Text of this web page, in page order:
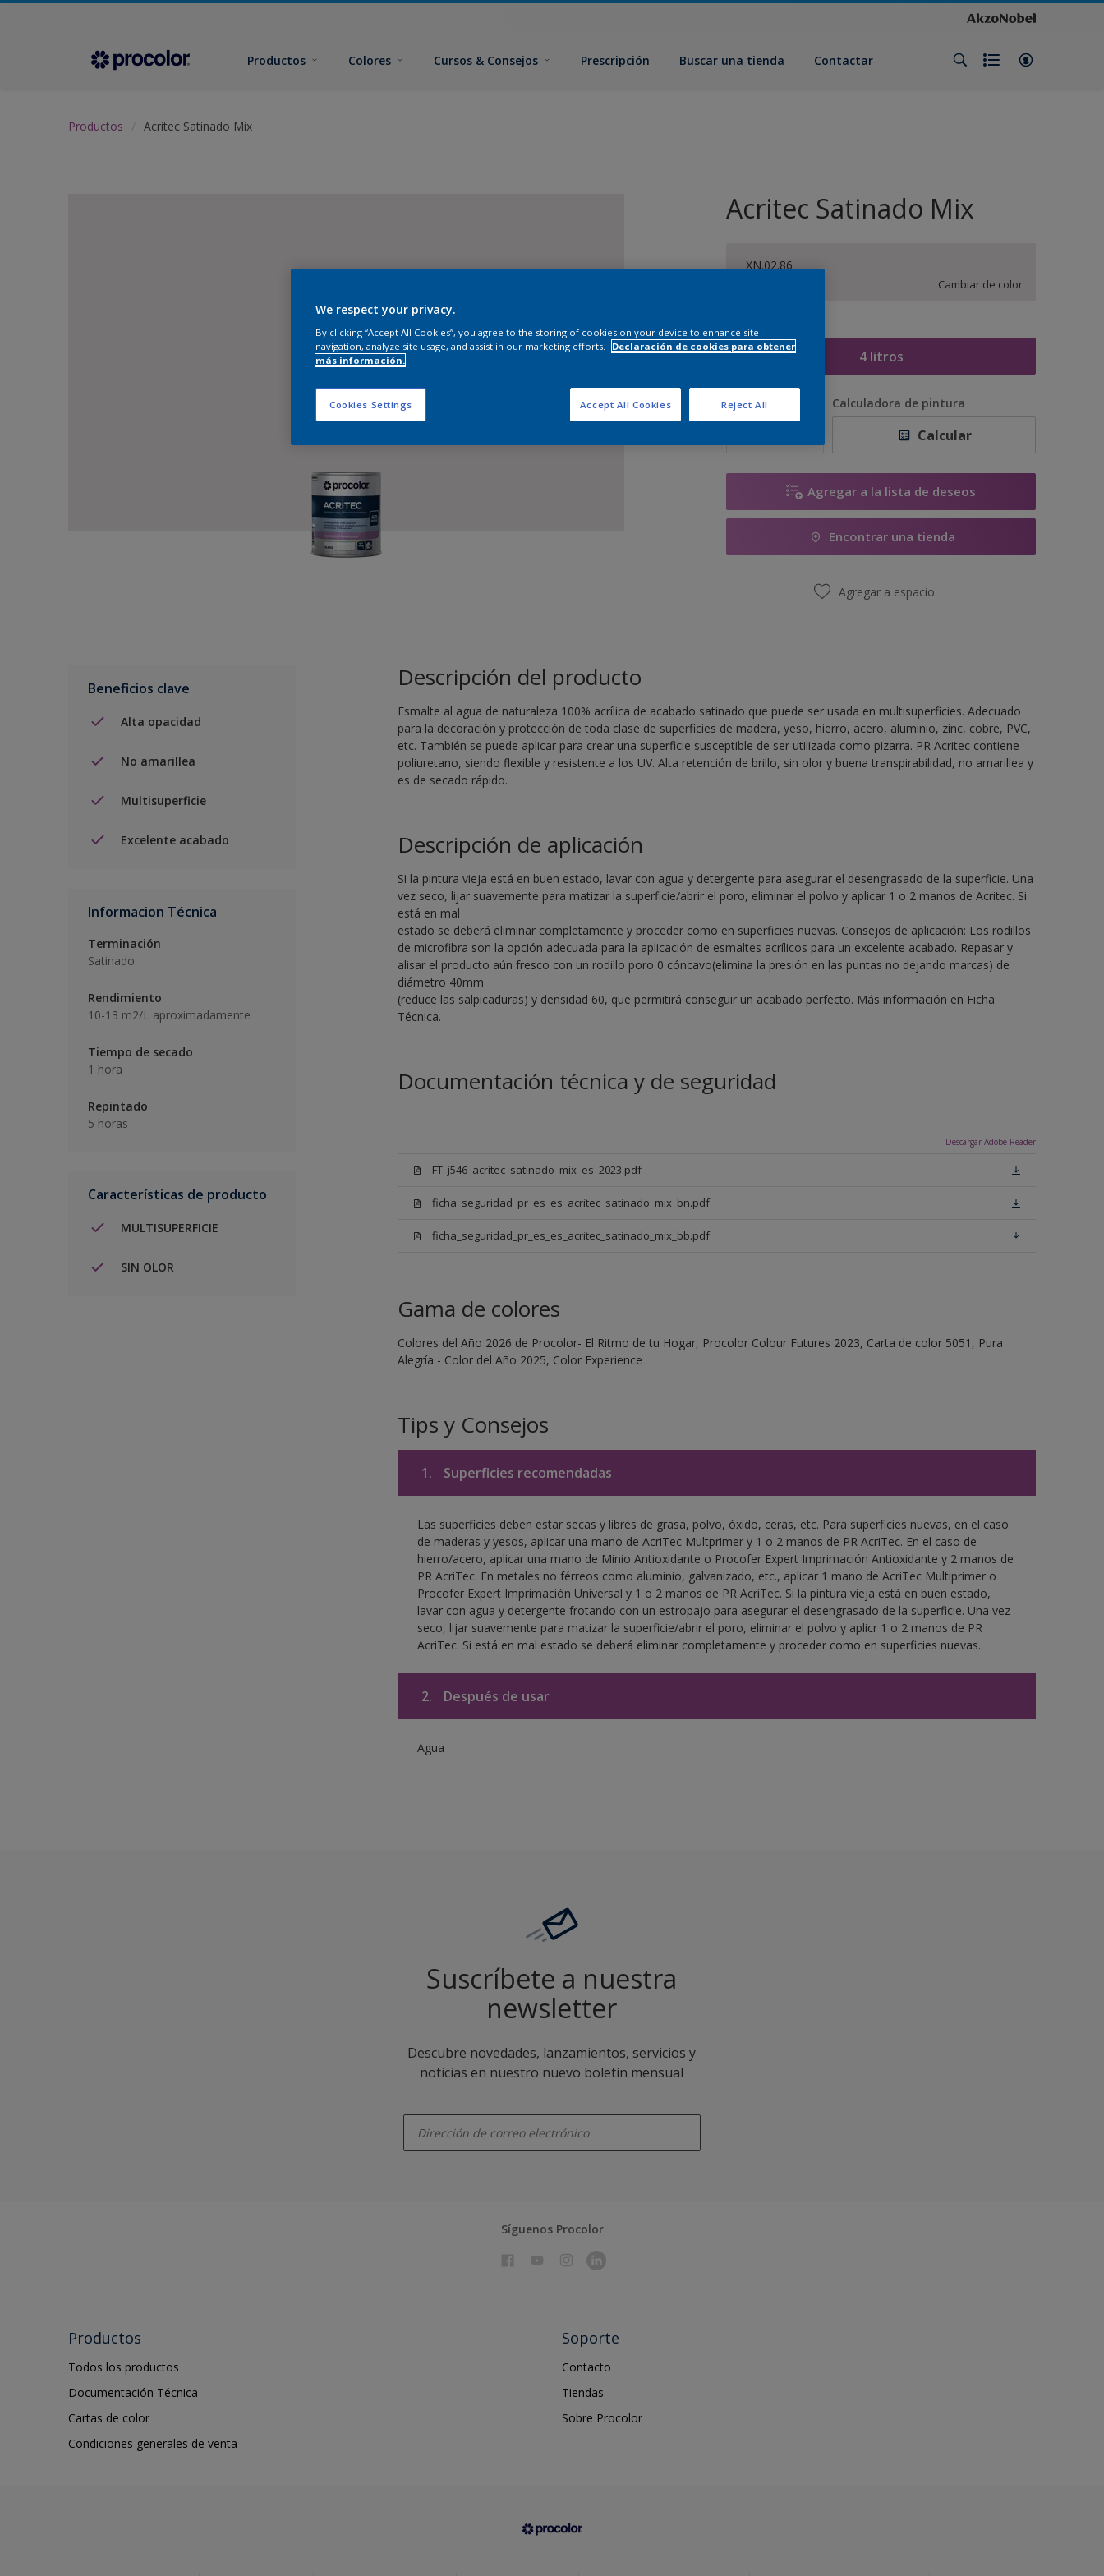
Productos Colores Cursos & Consejos Prescripción Buscar una tienda Contactar
Productos Acritec Satinado Mix
Acritec Satinado Mix
XN.02.86
Cambiar de color
Tamaño
4 litros
Cantidad Calculadora de pintura
Calcular
Agregar a la lista de deseos
Encontrar una tienda
Agregar a espacio
Beneficios clave
Alta opacidad
No amarillea
Multisuperficie
Excelente acabado
Informacion Técnica
Terminación
Satinado
Rendimiento
10-13 m2/L aproximadamente
Tiempo de secado
1 hora
Repintado
5 horas
Características de producto
MULTISUPERFICIE
SIN OLOR
Descripción del producto
Esmalte al agua de naturaleza 100% acrílica de acabado satinado que puede ser usada en multisuperficies. Adecuado
para la decoración y protección de toda clase de superficies de madera, yeso, hierro, acero, aluminio, zinc, cobre, PVC,
etc. También se puede aplicar para crear una superficie susceptible de ser utilizada como pizarra. PR Acritec contiene
poliuretano, siendo flexible y resistente a los UV. Alta retención de brillo, sin olor y buena transpirabilidad, no amarillea y
es de secado rápido.
Descripción de aplicación
Si la pintura vieja está en buen estado, lavar con agua y detergente para asegurar el desengrasado de la superficie. Una
vez seco, lijar suavemente para matizar la superficie/abrir el poro, eliminar el polvo y aplicar 1 o 2 manos de Acritec. Si
está en mal
estado se deberá eliminar completamente y proceder como en superficies nuevas. Consejos de aplicación: Los rodillos
de microfibra son la opción adecuada para la aplicación de esmaltes acrílicos para un excelente acabado. Repasar y
alisar el producto aún fresco con un rodillo poro 0 cóncavo(elimina la presión en las puntas no dejando marcas) de
diámetro 40mm
(reduce las salpicaduras) y densidad 60, que permitirá conseguir un acabado perfecto. Más información en Ficha
Técnica.
Documentación técnica y de seguridad
Descargar Adobe Reader
FT_j546_acritec_satinado_mix_es_2023.pdf
ficha_seguridad_pr_es_es_acritec_satinado_mix_bn.pdf
ficha_seguridad_pr_es_es_acritec_satinado_mix_bb.pdf
Gama de colores
Colores del Año 2026 de Procolor- El Ritmo de tu Hogar, Procolor Colour Futures 2023, Carta de color 5051, Pura
Alegría - Color del Año 2025, Color Experience
Tips y Consejos
1. Superficies recomendadas
Las superficies deben estar secas y libres de grasa, polvo, óxido, ceras, etc. Para superficies nuevas, en el caso
de maderas y yesos, aplicar una mano de AcriTec Multprimer y 1 o 2 manos de PR AcriTec. En el caso de
hierro/acero, aplicar una mano de Minio Antioxidante o Procofer Expert Imprimación Antioxidante y 2 manos de
PR AcriTec. En metales no férreos como aluminio, galvanizado, etc., aplicar 1 mano de AcriTec Multiprimer o
Procofer Expert Imprimación Universal y 1 o 2 manos de PR AcriTec. Si la pintura vieja está en buen estado,
lavar con agua y detergente frotando con un estropajo para asegurar el desengrasado de la superficie. Una vez
seco, lijar suavemente para matizar la superficie/abrir el poro, eliminar el polvo y aplicr 1 o 2 manos de PR
AcriTec. Si está en mal estado se deberá eliminar completamente y proceder como en superficies nuevas.
2. Después de usar
Agua
Suscríbete a nuestra
newsletter
Descubre novedades, lanzamientos, servicios y
noticias en nuestro nuevo boletín mensual
Síguenos Procolor
Productos
Todos los productos
Documentación Técnica
Cartas de color
Condiciones generales de venta
Soporte
Contacto
Tiendas
Sobre Procolor
We respect your privacy.
By clicking “Accept All Cookies”, you agree to the storing of cookies on your device to enhance site
navigation, analyze site usage, and assist in our marketing efforts.
Declaración de cookies para obtener
más información.
Cookies Settings Reject All
Accept All Cookies